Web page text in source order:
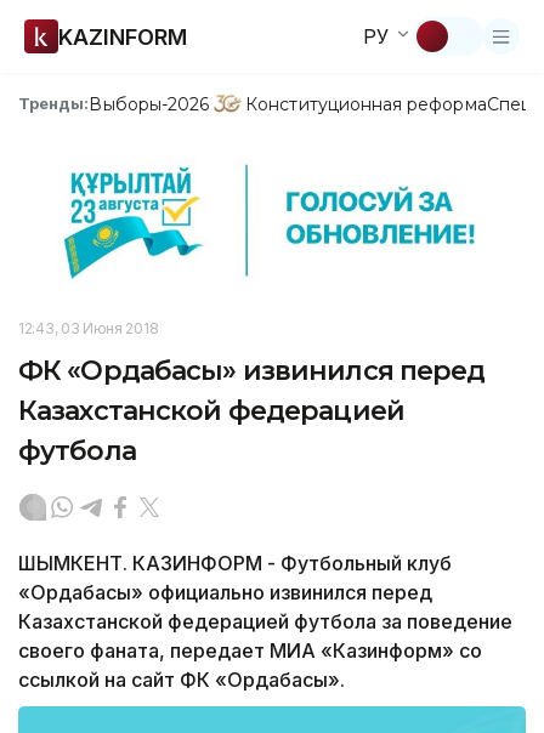
KAZINFORM РУ
Тренды:Выборы-2026 Конституционная реформа
12:43, 03 Июня 2018
ФК «Ордабасы» извинился перед
Казахстанской федерацией
футбола
ШЫМКЕНТ. КАЗИНФОРМ - Футбольный клуб
«Ордабасы» официально извинился перед
Казахстанской федерацией футбола за поведение
своего фаната, передает МИА «Казинформ» со
ссылкой на сайт ФК «Ордабасы».